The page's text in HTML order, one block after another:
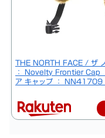
THE NORTH FACE / ザ
： Novelty Frontier Cap
ア キャップ ： NN41709